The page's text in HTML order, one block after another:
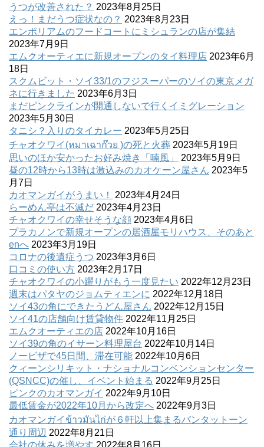
うつが改善された？ 2023年8月25日
えっ！まだうつ症状なの？ 2023年8月23日
エンポリアムのフードコートにミシュランの店が集結
2023年7月9日
エムクオーティエに新規オープンのタイ料理店 2023年6月
18日
スクムビット・ソイ33/1のフジスーパーのソイの東京メガ
ネに行きました 2023年6月3日
まだピンクラインが開通しないで行くイミグレーション
2023年5月30日
タニシ？入りのタイカレー 2023年5月25日
チャオクワイ(หมาเฉาก๊วย )の死と火葬 2023年5月19日
思いのほか安かったお好み焼き「喃風」
2023年5月9日
昼の12時から13時は激込みのカオケーン屋さん 2023年5
月7日
カオマンガイがうまい！
2023年4月24日
らーめん亭は不滅だ 2023年4月23日
チャオクワイの幸せそうな顔 2023年4月6日
プラカノンで新規オープンの居酒屋モリハウス、そのあと
enへ 2023年3月19日
コロナの後遺症うつ 2023年3月6日
口コミの使い方 2023年2月17日
チャオクワイの小躍りがもう一度見たい 2022年12月23日
週末はパタヤのジョムティエンに 2022年12月18日
ソイ43の角にできたうどん屋さん 2022年12月15日
ソイ41の店舗向け賃貸物件 2022年11月25日
エムクオーティエの店 2022年10月16日
ソイ39の角のイサーン料理屋台 2022年10月14日
ノービザで45日間、滞在可能 2022年10月6日
クィーンシリキット・ナショナルコンベンションセンター
(QSNCC)の催し、イベント始まる 2022年9月25日
ピンクのカオマンガイ 2022年9月10日
最低賃金が2022年10月から改定へ 2022年9月3日
カオマンガイข้าวมันไก่が６軒以上集まるバンタットーン
通り周辺 2022年8月21日
会社の休みを増やす 2022年8月16日